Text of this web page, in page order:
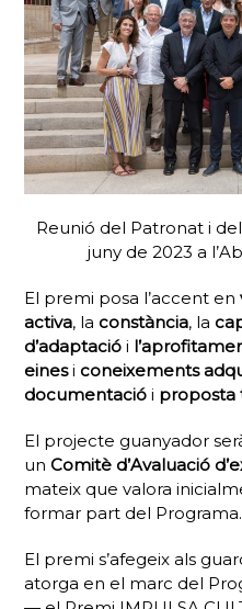
Reunió del Patronat i
juny de 2023 a
El premi posa l’accent en
activa, la constància, la
d’adaptació i
einesi coneixements
documentació i proposta
El projecte guanyador
unComitè d’Avaluació
mateix que valora
formar part del Programa.
El premi s’afegeix als
atorga en el marc del